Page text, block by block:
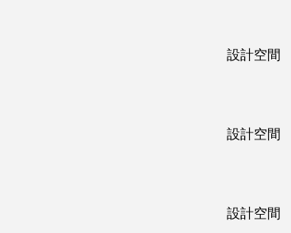
設計空間
設計空間
設計空間